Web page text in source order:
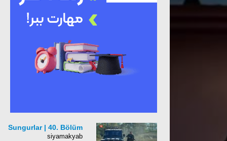
Sungurlar | 40. Bölüm
siyamakyab